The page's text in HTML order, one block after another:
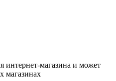
интернет-магазина и может
магазинах